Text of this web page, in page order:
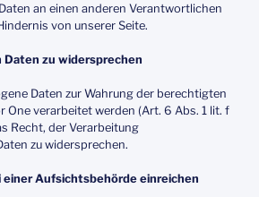
an einen anderen Verantwortlichen
von unserer Seite.
Daten zu widersprechen
Daten zur Wahrung der berechtigten
One verarbeitet werden (Art. 6 Abs. 1 lit. f
Recht, der Verarbeitung
zu widersprechen.
einer Aufsichtsbehörde einreichen